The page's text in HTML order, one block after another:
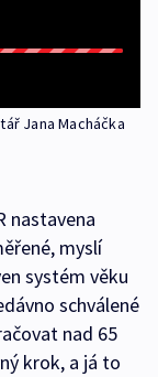
Jana Macháčka
nastavena
myslí
systém věku
schválené
nad 65
krok, a já to